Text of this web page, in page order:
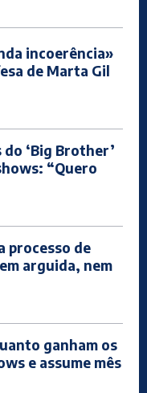
incoerência»
de Marta Gil
‘Big Brother’
“Quero
processo de
arguida, nem
ganham os
e assume mês